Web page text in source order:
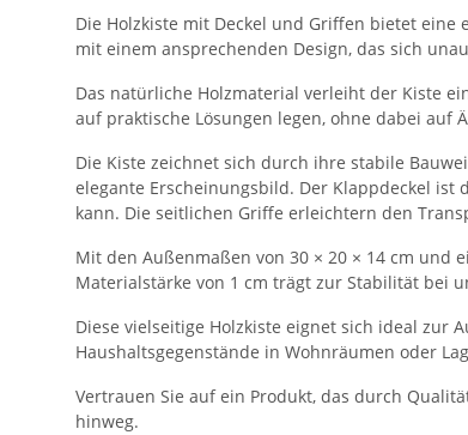
Die Holzkiste mit Deckel und Griffen bietet
mit einem ansprechenden Design, das sich
Das natürliche Holzmaterial verleiht der Kiste
auf praktische Lösungen legen, ohne dabei auf
Die Kiste zeichnet sich durch ihre stabile
elegante Erscheinungsbild. Der Klappdeckel
kann. Die seitlichen Griffe erleichtern den
Mit den Außenmaßen von 30 × 20 × 14 cm und
Materialstärke von 1 cm trägt zur Stabilität bei
Diese vielseitige Holzkiste eignet sich ideal zur
Haushaltsgegenstände in Wohnräumen oder
Vertrauen Sie auf ein Produkt, das durch
hinweg.